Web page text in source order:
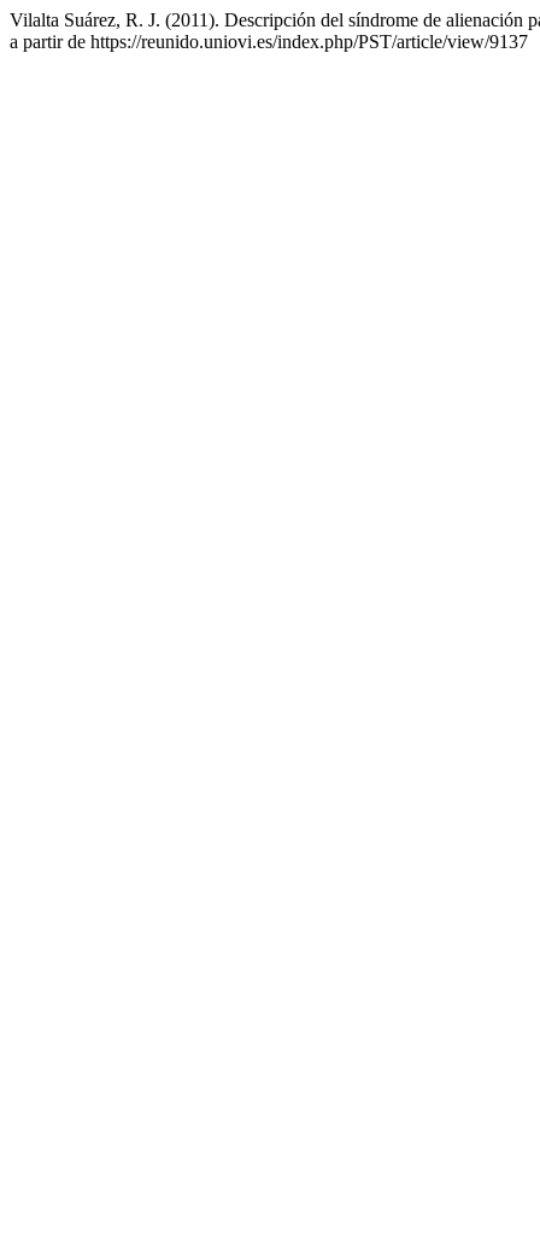
Vilalta Suárez, R. J. (2011). Descripción del síndrome de alienación
a partir de https://reunido.uniovi.es/index.php/PST/article/view/9137